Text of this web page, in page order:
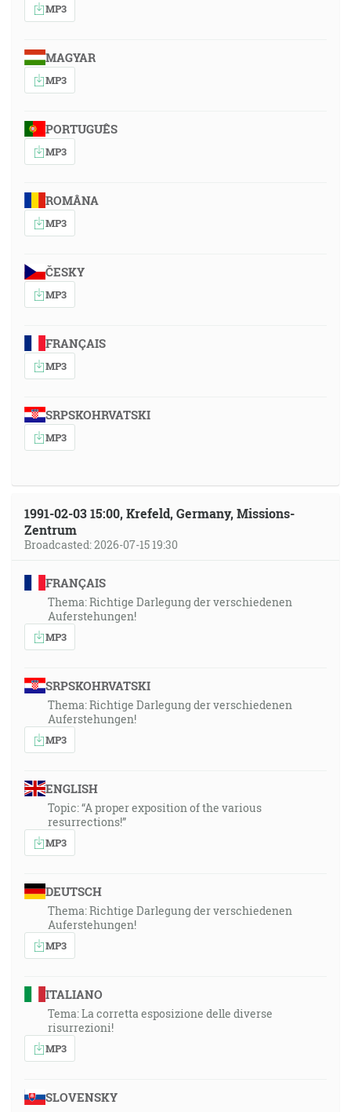
MP3
MAGYAR
MP3
PORTUGUÊS
MP3
ROMÂNA
MP3
ČESKY
MP3
FRANÇAIS
MP3
SRPSKOHRVATSKI
MP3
1991-02-03 15:00, Krefeld, Germany, Missions-
Zentrum
Broadcasted: 2026-07-15 19:30
FRANÇAIS
Thema: Richtige Darlegung der verschiedenen
Auferstehungen!
MP3
SRPSKOHRVATSKI
Thema: Richtige Darlegung der verschiedenen
Auferstehungen!
MP3
ENGLISH
Topic: “A proper exposition of the various
resurrections!”
MP3
DEUTSCH
Thema: Richtige Darlegung der verschiedenen
Auferstehungen!
MP3
ITALIANO
Tema: La corretta esposizione delle diverse
risurrezioni!
MP3
SLOVENSKY